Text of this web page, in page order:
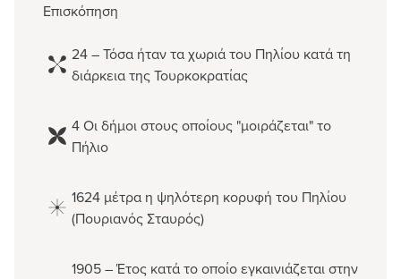
Επισκόπηση
24 – Τόσα ήταν τα χωριά του Πηλίου κατά τη
διάρκεια της Τουρκοκρατίας
4 Οι δήμοι στους οποίους "μοιράζεται" το
Πήλιο
1624 μέτρα η ψηλότερη κορυφή του Πηλίου
(Πουριανός Σταυρός)
1905 – Έτος κατά το οποίο εγκαινιάζεται στην